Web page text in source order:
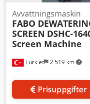
Turkiet 2 519 km
Avvattningsmaskin
FABO
SCREEN DSHC-
Screen Machine
Prisuppgifter